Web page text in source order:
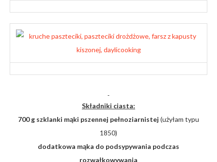
Składniki ciasta:
700 g szklanki mąki pszennej pełnoziarnistej (użyłam typu
1850)
dodatkowa mąka do podsypywania podczas
rozwałkowywania